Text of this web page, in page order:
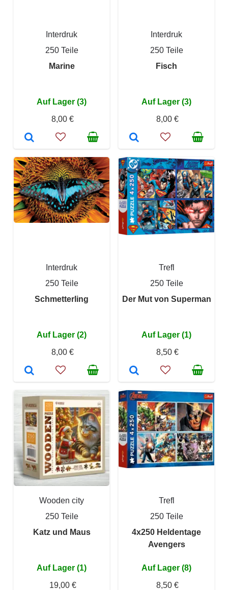
Interdruk
250 Teile
Marine
Auf Lager (3)
8,00 €
Interdruk
250 Teile
Fisch
Auf Lager (3)
8,00 €
Interdruk
250 Teile
Schmetterling
Auf Lager (2)
8,00 €
Trefl
250 Teile
Der Mut von Superman
Auf Lager (1)
8,50 €
Wooden city
250 Teile
Katz und Maus
Auf Lager (1)
19,00 €
Trefl
250 Teile
4x250 Heldentage
Avengers
Auf Lager (8)
8,50 €